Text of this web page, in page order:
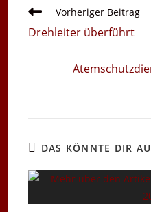
Weitere
Artikel
ansehen
Vorheriger Beitrag
Drehleiter überführt
DAS KÖNNTE DIR